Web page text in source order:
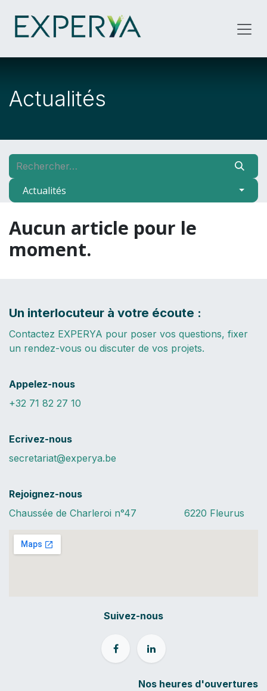
Actualités
Actualités
Aucun article pour le
moment.
Un interlocuteur à votre écoute :
Contactez EXPERYA pour poser vos questions, fixer
un rendez-vous ou discuter de vos projets.
Appelez-nous
+32 71 82 27 10
Ecrivez-nous
secretariat@experya.be
Rejoignez-nous
Chaussée de Charleroi n°47 6220 Fleurus
Suivez-nous
Nos heures d'ouvertures